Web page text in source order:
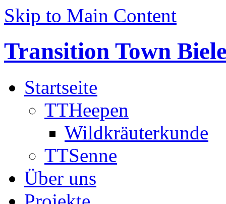
Skip to Main Content
Transition Town
Startseite
TTHeepen
Wildkräuterkunde
TTSenne
Über uns